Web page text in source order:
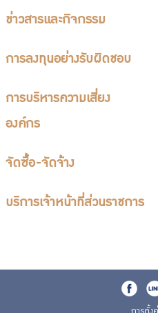
ข่าวสารและกิจกรรม
การลงทุนอย่างรับผิดชอบ
การบริหารความเสี่ยง
องค์กร
จัดซื้อ-จัดจ้าง
บริการเจ้าหน้าที่ส่วนราชการ